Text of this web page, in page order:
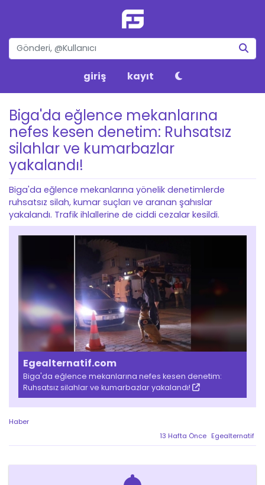
giriş kayıt
Biga'da eğlence mekanlarına
nefes kesen denetim: Ruhsatsız
silahlar ve kumarbazlar
yakalandı!
Biga'da eğlence mekanlarına yönelik denetimlerde
ruhsatsız silah, kumar suçları ve aranan şahıslar
yakalandı. Trafik ihlallerine de ciddi cezalar kesildi.
Egealternatif.com
Biga'da eğlence mekanlarına nefes kesen denetim:
Ruhsatsız silahlar ve kumarbazlar yakalandı!
Haber
13 Hafta Önce Egealternatif